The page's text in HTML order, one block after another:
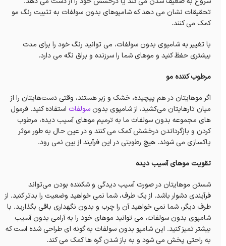
تحقیقات نشان می دهد که شامپوهای بدون سولفات به تثبیت رنگ مو
کمک می کنند.
با تغییر به شامپوی بدون سولفات، می توانید رنگ خود را برای مدت
بیشتری حفظ کنید و موهای شما را سرزنده و براق نگه می دارد.
مرطوب کننده مو
اگر موهایتان در هم پیچیده، خشک و زبر هستند، وقتی دست‌هایتان را از
میان تارهایتان می‌کشید، از شامپوی بدون سولفات استفاده کنید. فرمول
های مجموعه بدون سولفات ما به ترمیم موهای آسیب دیده، مرطوب
کردن و بازگرداندن درخشش کمک می کنند و در عین حال به طور موثر
پاکسازی می شوند. هیچ رطوبتی در این فرآیند از بین نمی رود.
تقویت موهای آسیب دیده
شستن موهایتان در صورت آسیب دیدگی و شکننده بودن می‌تواند
فرآیندی دشوار باشد. از یک طرف، شما نمی خواهید وضعیت را بدتر کنید. از
طرف دیگر، شما نمی خواهید آن را چرب و بدون نگهداری باقی بگذارید. با
شامپوی بدون سولفات، می توانید موهای خود را به آرامی بدون آسیب
بیشتر تمیز کنید. این شامپو بدون سولفات به گونه ای طراحی شده است که
به راحتی پخش می شود و به باز شدن گره ها کمک می کند.